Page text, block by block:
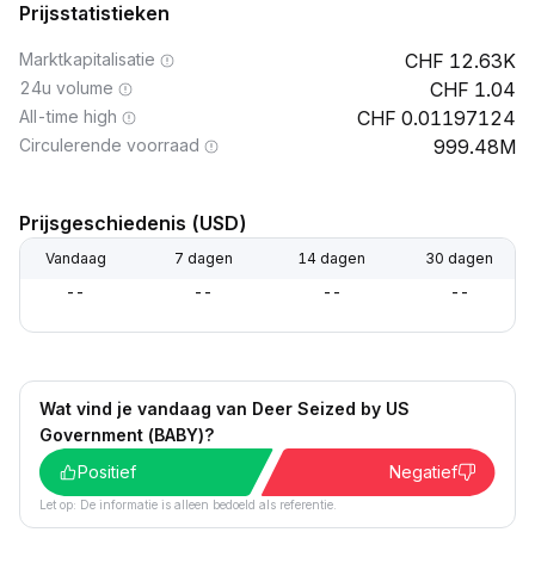
Prijsstatistieken
Marktkapitalisatie 12.63K
24u volume 1.04
All-time high 0.01197124
Circulerende voorraad 999.48M
Prijsgeschiedenis (USD)
Vandaag 7 dagen 14 dagen 30 dagen
-- -- -- --
Wat vind je vandaag van Deer Seized by US
Government (BABY)?
Positief
Negatief
Let op: De informatie is alleen bedoeld als referentie.